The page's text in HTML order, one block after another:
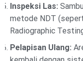
Inspeksi Las:
metode NDT
Radiographic
Pelapisan Ulang: